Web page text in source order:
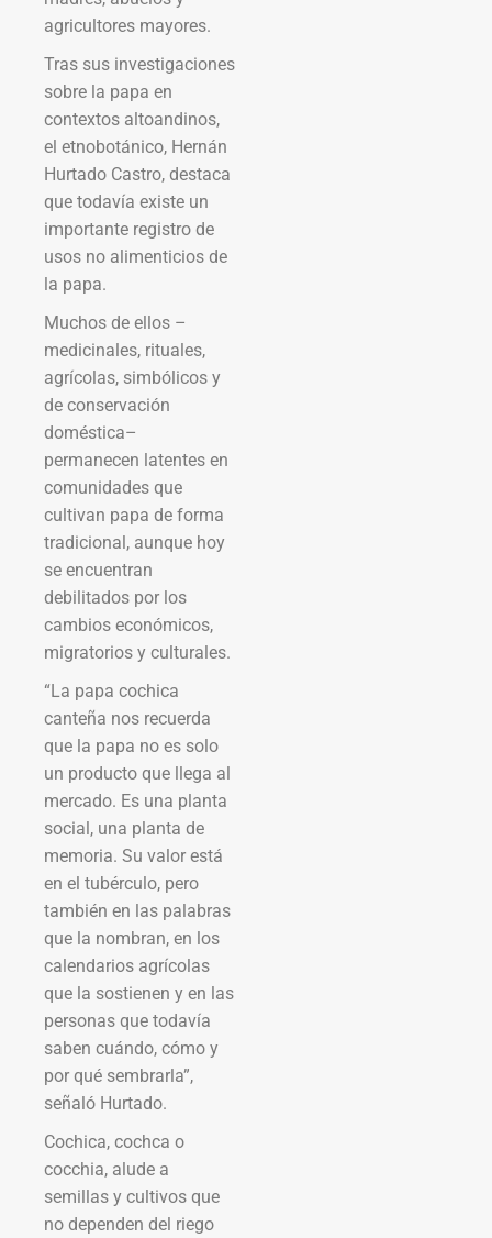
agricultores mayores.
Tras sus investigaciones
sobre la papa en
contextos altoandinos,
el etnobotánico, Hernán
Hurtado Castro, destaca
que todavía existe un
importante registro de
usos no alimenticios de
la papa.
Muchos de ellos –
medicinales, rituales,
agrícolas, simbólicos y
de conservación
doméstica–
permanecen latentes en
comunidades que
cultivan papa de forma
tradicional, aunque hoy
se encuentran
debilitados por los
cambios económicos,
migratorios y culturales.
“La papa cochica
canteña nos recuerda
que la papa no es solo
un producto que llega al
mercado. Es una planta
social, una planta de
memoria. Su valor está
en el tubérculo, pero
también en las palabras
que la nombran, en los
calendarios agrícolas
que la sostienen y en las
personas que todavía
saben cuándo, cómo y
por qué sembrarla”,
señaló Hurtado.
Cochica, cochca o
cocchia, alude a
semillas y cultivos que
no dependen del riego